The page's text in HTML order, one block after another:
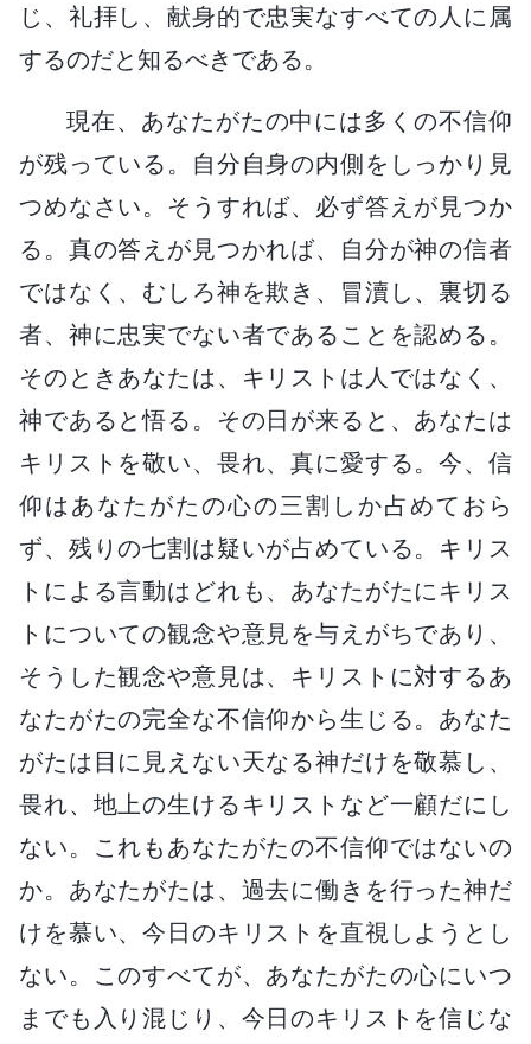
じ、礼拝し、献身的で忠実なすべての人に属
するのだと知るべきである。
現在、あなたがたの中には多くの不信仰
が残っている。自分自身の内側をしっかり見
つめなさい。そうすれば、必ず答えが見つか
る。真の答えが見つかれば、自分が神の信者
ではなく、むしろ神を欺き、冒瀆し、裏切る
者、神に忠実でない者であることを認める。
そのときあなたは、キリストは人ではなく、
神であると悟る。その日が来ると、あなたは
キリストを敬い、畏れ、真に愛する。今、信
仰はあなたがたの心の三割しか占めておら
ず、残りの七割は疑いが占めている。キリス
トによる言動はどれも、あなたがたにキリス
トについての観念や意見を与えがちであり、
そうした観念や意見は、キリストに対するあ
なたがたの完全な不信仰から生じる。あなた
がたは目に見えない天なる神だけを敬慕し、
畏れ、地上の生けるキリストなど一顧だにし
ない。これもあなたがたの不信仰ではないの
か。あなたがたは、過去に働きを行った神だ
けを慕い、今日のキリストを直視しようとし
ない。このすべてが、あなたがたの心にいつ
までも入り混じり、今日のキリストを信じな